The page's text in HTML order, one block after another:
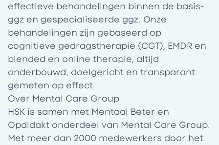
effectieve behandelingen binnen de basis-
ggz en gespecialiseerde ggz. Onze
behandelingen zijn gebaseerd op
cognitieve gedragstherapie (CGT), EMDR en
blended en online therapie, altijd
onderbouwd, doelgericht en transparant
gemeten op effect.
Over Mental Care Group
HSK is samen met Mentaal Beter en
Opdidakt onderdeel van Mental Care Group.
Met meer dan 2000 medewerkers door het